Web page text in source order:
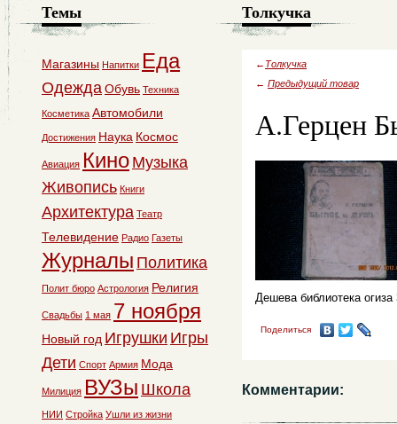
Толкучка
← Толкучка
← Предыдущий товар
А.Герцен
Дешева библиотека огиза
Поделиться
Комментарии:
Темы
Магазины Напитки Еда
ОдеждаОбувь Техника
Косметика Автомобили
Достижения Наука Космос
Авиация Кино Музыка
Живопись Книги
Архитектура Театр
Телевидение Радио Газеты
Журналы Политика
Полит бюро Астрология Религия
Свадьбы 1 мая 7 ноября
Новый год Игрушки Игры
Дети Спорт Армия Мода
Милиция ВУЗы Школа
НИИ Стройка Ушли из жизни